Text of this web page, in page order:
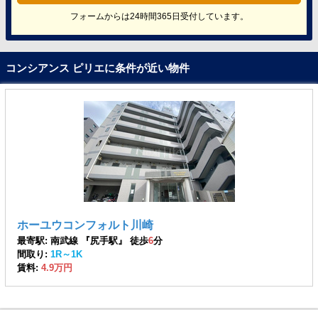
フォームからは24時間365日受付しています。
コンシアンス ピリエに条件が近い物件
ホーユウコンフォルト川崎
最寄駅: 南武線 『尻手駅』 徒歩6分
間取り: 1R～1K
賃料: 4.9万円